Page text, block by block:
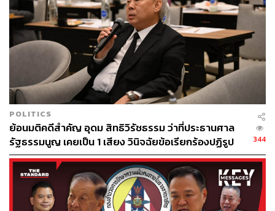
POLITICS
ย้อนมติคดีสำคัญ อุดม สิทธิวิรัชธรรม ว่าที่ประธานศาล
รัฐธรรมนูญ เคยเป็น 1 เสียง วินิจฉัยข้อเรียกร้องปฏิรูป
สถาบันฯ ไม่เข้าข่ายล้มล้าง
344